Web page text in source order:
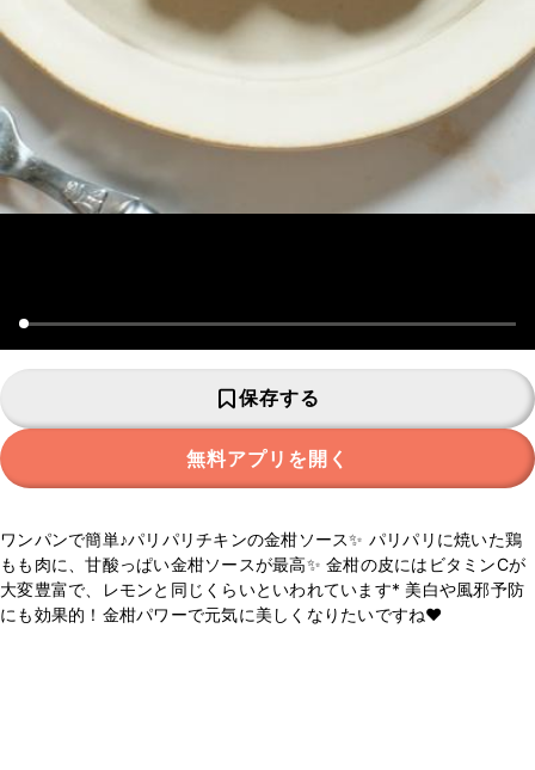
保存する
無料アプリを開く
ワンパンで簡単♪パリパリチキンの金柑ソース✨ パリパリに焼いた鶏
もも肉に、甘酸っぱい金柑ソースが最高✨ 金柑の皮にはビタミンCが
大変豊富で、レモンと同じくらいといわれています* 美白や風邪予防
にも効果的！金柑パワーで元気に美しくなりたいですね❤️